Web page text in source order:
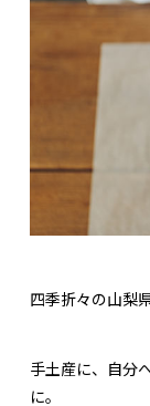
四季折々の山梨
手土産に、自分
に。